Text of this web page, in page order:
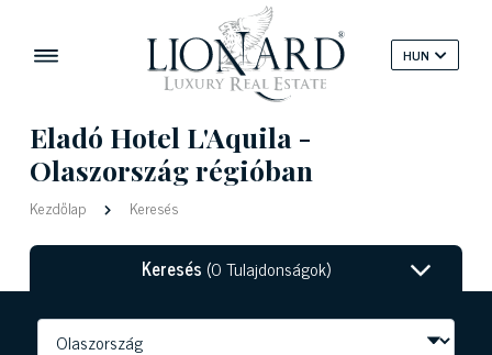
HUN
Eladó Hotel L'Aquila -
Olaszország régióban
Kezdőlap Keresés
Keresés (0 Tulajdonságok)